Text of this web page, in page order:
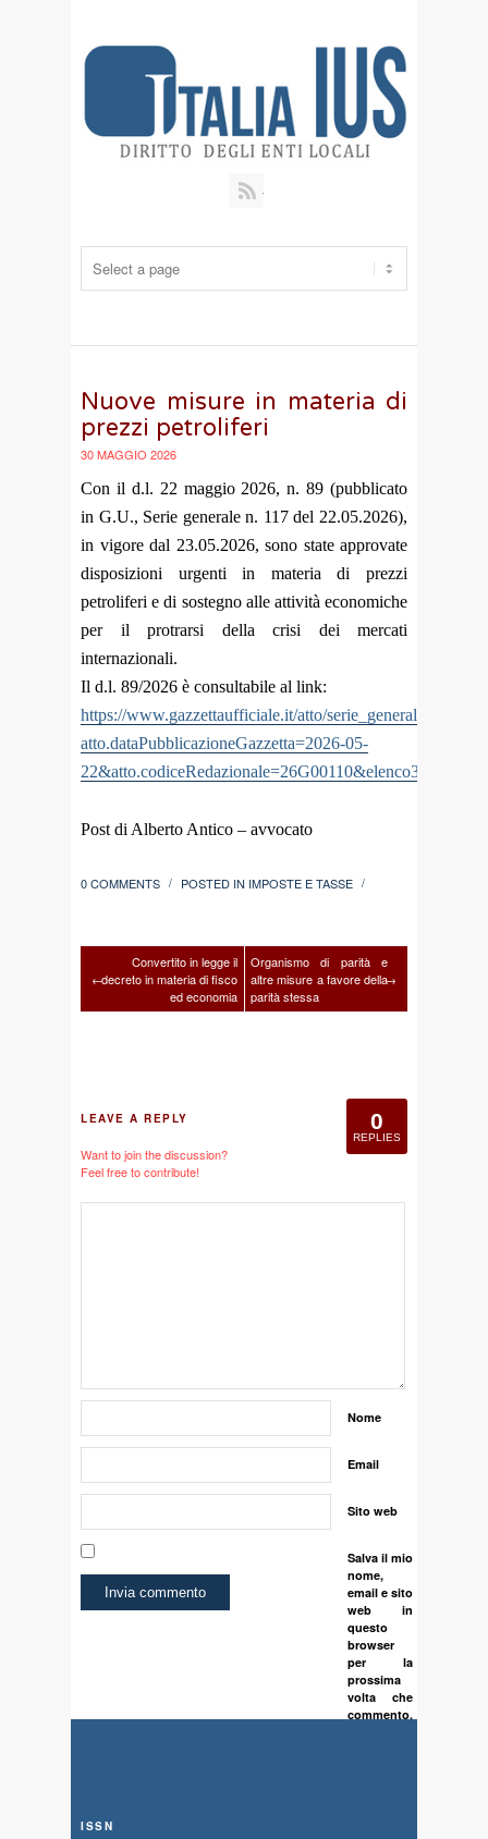
Nuove misure in materia di
prezzi petroliferi
30 MAGGIO 2026
Con il d.l. 22 maggio 2026, n. 89 (pubblicato
in G.U., Serie generale n. 117 del 22.05.2026),
in vigore dal 23.05.2026, sono state approvate
disposizioni urgenti in materia di prezzi
petroliferi e di sostegno alle attività economiche
per il protrarsi della crisi dei mercati
internazionali.
Il d.l. 89/2026 è consultabile al link:
https://www.gazzettaufficiale.it/atto/serie_generale/
atto.dataPubblicazioneGazzetta=2026-05-
Post di Alberto Antico – avvocato
0 COMMENTS / POSTED IN IMPOSTE E TASSE /
←
Convertito in legge il
decreto in materia di fisco
ed economia
Organismo di parità e
altre misure a favore della
parità stessa
→
0
REPLIES
LEAVE A REPLY
Want to join the discussion?
Feel free to contribute!
Nome
Email
Sito web
Salva il mio
nome,
email e sito
web in
questo
browser
per la
prossima
volta che
commento.
ISSN